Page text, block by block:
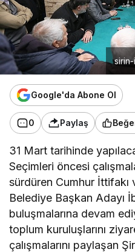
Google'da Abone Ol
0 Paylaş
31 Mart tarihinde
Seçimleri öncesi
sürdüren Cumhur
Belediye Başkan Adayı
buluşmalarına devam
toplum kuruluşlarını
çalışmalarını paylaşan